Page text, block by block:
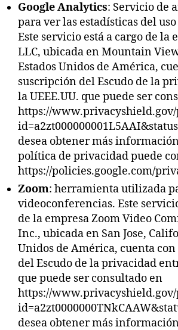
Google Analytics: Servicio de
para ver las estadísticas del
Este servicio está a cargo de la
LLC, ubicada en Mountain
Estados Unidos de América,
suscripción del Escudo de la
la UEEE.UU. que puede ser
https://
desea obtener más
política de privacidad puede
https://policies.google.com/
Zoom: herramienta utilizada
videoconferencias. Este
de la empresa Zoom Video
Inc., ubicada en San Jose,
Unidos de América, cuenta
del Escudo de la privacidad
que puede ser consultado en
https://
desea obtener más